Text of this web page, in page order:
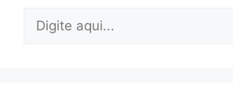
Pesquisar